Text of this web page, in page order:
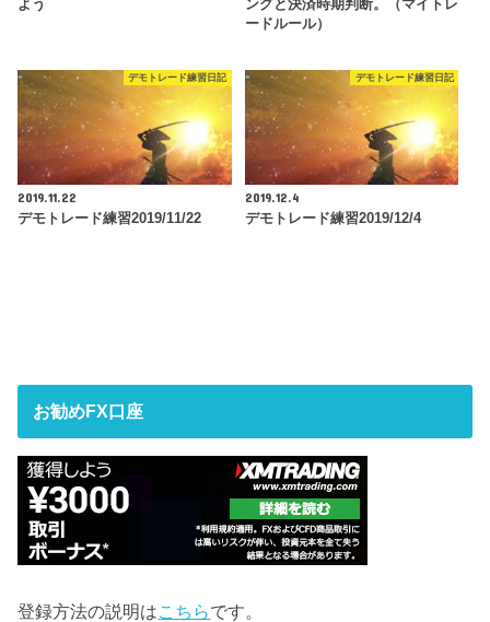
よう
ングと決済時期判断。（マイトレ
ードルール）
デモトレード練習日記
2019.11.22
デモトレード練習2019/11/22
デモトレード練習日記
2019.12.4
デモトレード練習2019/12/4
お勧めFX口座
登録方法の説明はこちらです。